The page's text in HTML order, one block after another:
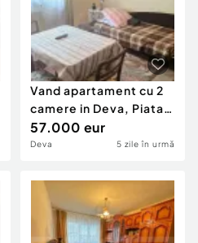
Vand apartament cu 2
camere in Deva, Piata
Centrala, etaj 1,
VANDUT
57.000 eur
Deva 5 zile în urmă